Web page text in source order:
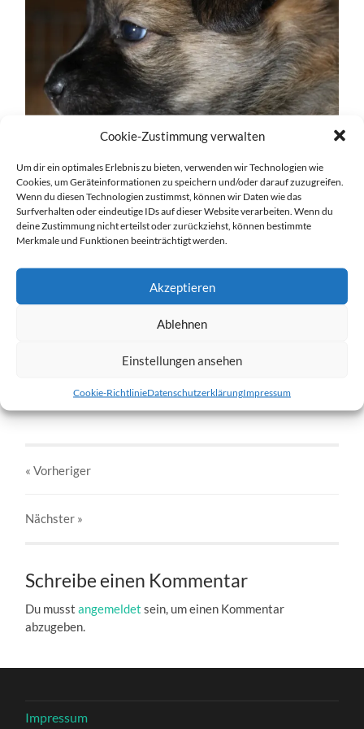
Cookie-Zustimmung verwalten
Um dir ein optimales Erlebnis zu bieten, verwenden wir Technologien wie
Cookies, um Geräteinformationen zu speichern und/oder darauf zuzugreifen.
Wenn du diesen Technologien zustimmst, können wir Daten wie das
Surfverhalten oder eindeutige IDs auf dieser Website verarbeiten. Wenn du
deine Zustimmung nicht erteilst oder zurückziehst, können bestimmte
Merkmale und Funktionen beeinträchtigt werden.
Akzeptieren
Ablehnen
Einstellungen ansehen
Cookie-RichtlinieDatenschutzerklärungImpressum
w1-21.06.2012-b.jpg
« Vorheriger
Nächster »
Schreibe einen Kommentar
Du musstangemeldet sein, um einen Kommentar
abzugeben.
Impressum